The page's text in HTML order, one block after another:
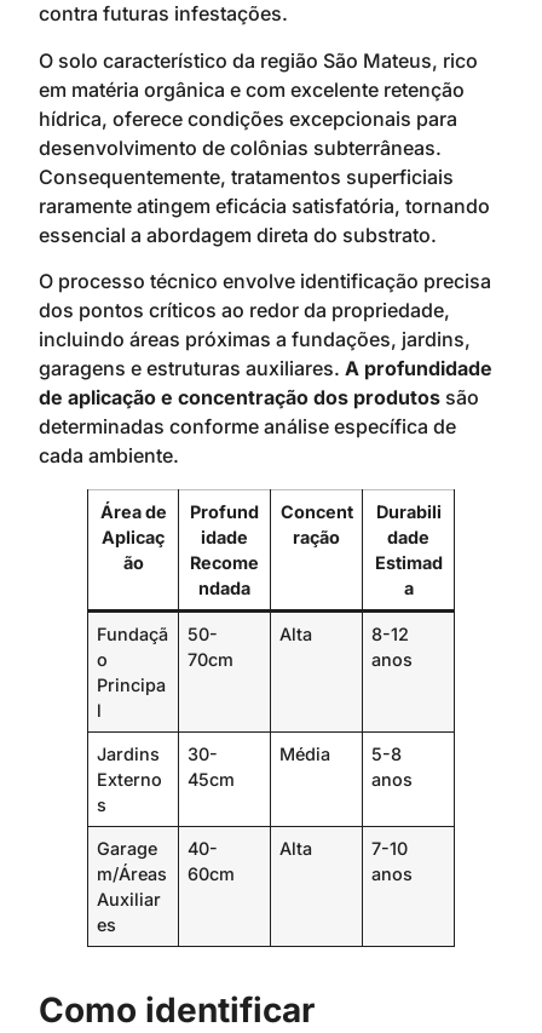
contra futuras infestações.
O solo característico da região São Mateus, rico
em matéria orgânica e com excelente retenção
hídrica, oferece condições excepcionais para
desenvolvimento de colônias subterrâneas.
Consequentemente, tratamentos superficiais
raramente atingem eficácia satisfatória, tornando
essencial a abordagem direta do substrato.
O processo técnico envolve identificação precisa
dos pontos críticos ao redor da propriedade,
incluindo áreas próximas a fundações, jardins,
garagens e estruturas auxiliares. A profundidade
de aplicação e concentração dos produtos são
determinadas conforme análise específica de
cada ambiente.
Área de
Aplicaç
ão
Profund
idade
Recome
ndada
Concent
ração
Durabili
dade
Estimad
a
Fundaçã
o
Principa
l
50-
70cm
Alta
8-12
anos
Jardins
Externo
s
30-
45cm
Média
5-8
anos
Garage
m/Áreas
Auxiliar
es
40-
60cm
Alta
7-10
anos
Como identificar